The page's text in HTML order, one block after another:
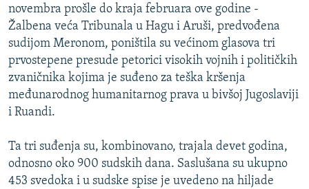
novembra prošle do kraja februara ove godine -
Žalbena veća Tribunala u Hagu i Aruši, predvođena
sudijom Meronom, poništila su većinom glasova tri
prvostepene presude petorici visokih vojnih i političkih
zvaničnika kojima je suđeno za teška kršenja
međunarodnog humanitarnog prava u bivšoj Jugoslaviji
i Ruandi.
Ta tri suđenja su, kombinovano, trajala devet godina,
odnosno oko 900 sudskih dana. Saslušana su ukupno
453 svedoka i u sudske spise je uvedeno na hiljade